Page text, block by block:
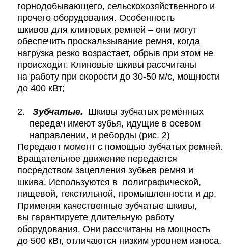
горнодобывающего, сельскохозяйственного и
прочего оборудования. Особенность
шкивов для клиновых ремней – они могут
обеспечить проскальзывание ремня, когда
нагрузка резко возрастает, обрыв при этом не
происходит. Клиновые шкивы рассчитаны
на работу при скорости до 30-50 м/с, мощности
до 400 кВт;
2. Зубчатые. Шкивы зубчатых ремённых
передач имеют зубья, идущие в осевом
направлении, и реборды (рис. 2)
Передают момент с помощью зубчатых ремней.
Вращательное движение передается
посредством зацепления зубьев ремня и
шкива. Используются в полиграфической,
пищевой, текстильной, промышленности и др.
Применяя качественные зубчатые шкивы,
вы гарантируете длительную работу
оборудования. Они рассчитаны на мощность
до 500 кВт, отличаются низким уровнем износа.